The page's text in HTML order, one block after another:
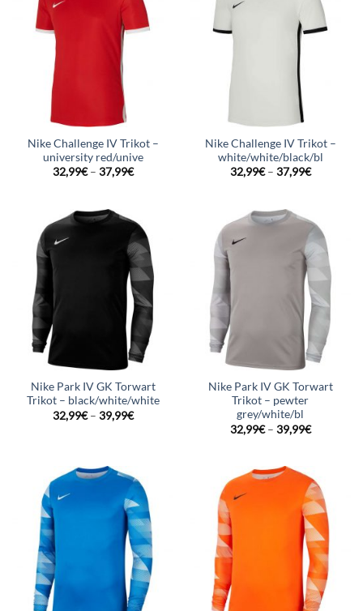
Nike Challenge IV Trikot –
university red/unive
32,99€– 37,99€
Nike Challenge IV Trikot –
white/white/black/bl
32,99€– 37,99€
Nike Park IV GK Torwart
Trikot – black/white/white
32,99€– 39,99€
Nike Park IV GK Torwart
Trikot – pewter
grey/white/bl
32,99€– 39,99€